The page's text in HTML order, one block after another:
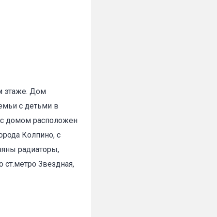
этаже. Дом
с детьми в
с домом расположен
Колпино, с
радиаторы,
ст.метро Звездная,